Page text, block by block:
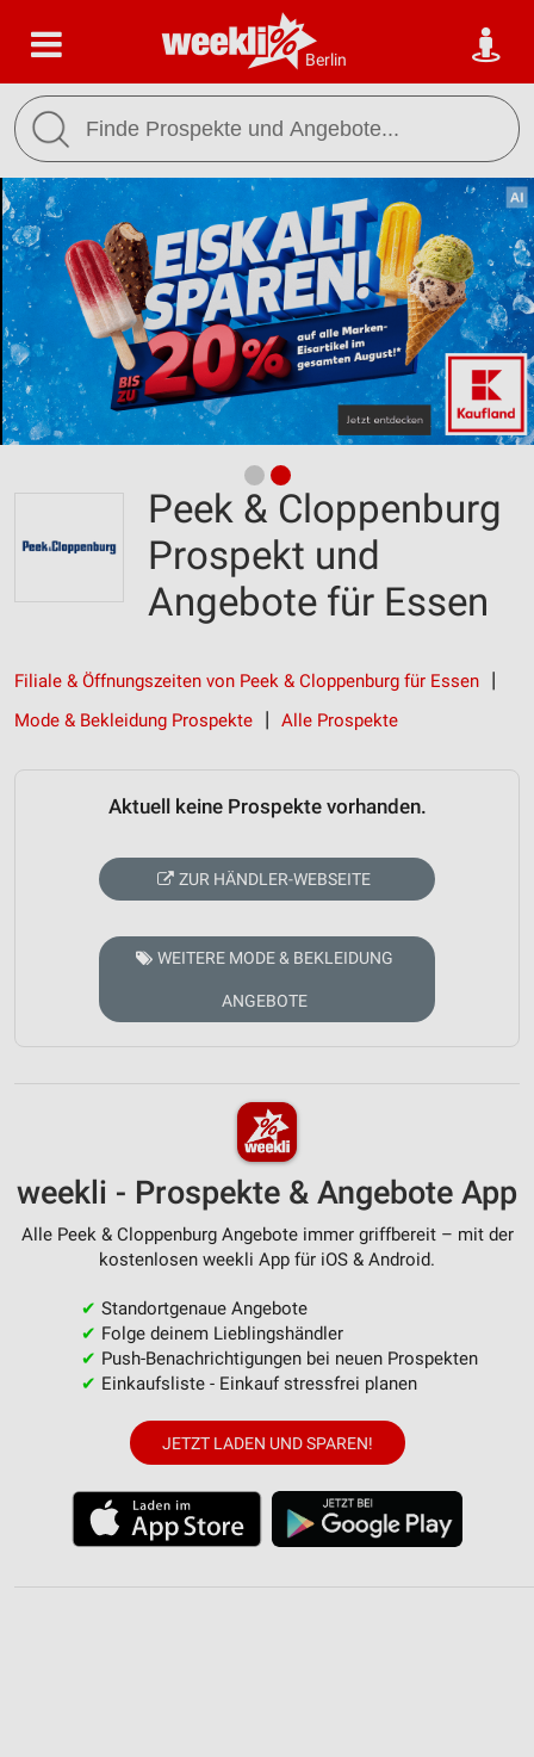
Berlin
Peek & Cloppenburg
Prospekt und
Angebote für Essen
Filiale & Öffnungszeiten von Peek & Cloppenburg für Essen
Mode & Bekleidung Prospekte
Alle Prospekte
Aktuell keine Prospekte vorhanden.
ZUR HÄNDLER-WEBSEITE
WEITERE MODE & BEKLEIDUNG
ANGEBOTE
weekli - Prospekte & Angebote App
Alle Peek & Cloppenburg Angebote immer griffbereit – mit der
kostenlosen weekli App für iOS & Android.
✔ Standortgenaue Angebote
✔ Folge deinem Lieblingshändler
✔ Push-Benachrichtigungen bei neuen Prospekten
✔ Einkaufsliste - Einkauf stressfrei planen
JETZT LADEN UND SPAREN!